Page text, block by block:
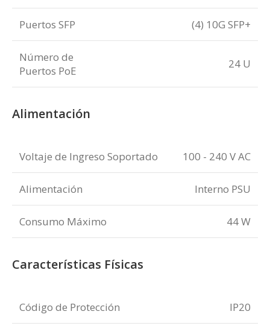
Puertos SFP (4) 10G SFP+
Número de
Puertos PoE
24 U
Alimentación
Voltaje de Ingreso Soportado 100 - 240 V AC
Alimentación Interno PSU
Consumo Máximo 44 W
Características Físicas
Código de Protección IP20